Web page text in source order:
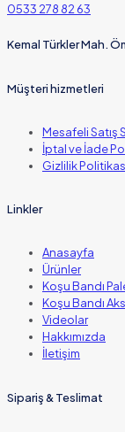
0533 278 82 63
Kemal Türkler Mah.
Müşteri hizmetleri
Mesafeli Satış
İptal ve İade
Gizlilik
Linkler
Anasayfa
Ürünler
Koşu Bandı
Koşu Bandı
Videolar
Hakkımızda
İletişim
Sipariş & Teslimat